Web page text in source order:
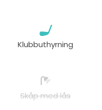
Klubbuthyrning
Skåp med lås